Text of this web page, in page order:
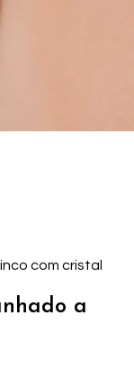
com cristal
a